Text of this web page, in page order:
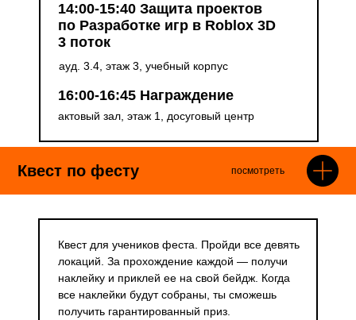
14:00-15:40 Защита проектов
по Разработке игр в Roblox 3D
3 поток
ауд. 3.4, этаж 3, учебный корпус
16:00-16:45 Награждение
актовый зал, этаж 1, досуговый центр
Квест по фесту посмотреть
Квест для учеников феста. Пройди все девять
локаций. За прохождение каждой — получи
наклейку и приклей ее на свой бейдж. Когда
все наклейки будут собраны, ты сможешь
получить гарантированный приз.